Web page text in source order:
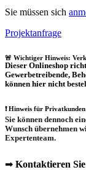
Sie müssen sich
Projektanfrage
🚨 Wichtiger Hinweis:
Dieser Onlineshop
Gewerbetreibende,
können hier nicht
❗Hinweis für
Sie können dennoch
Wunsch übernehmen
Expertenteam.
➡ Kontaktieren